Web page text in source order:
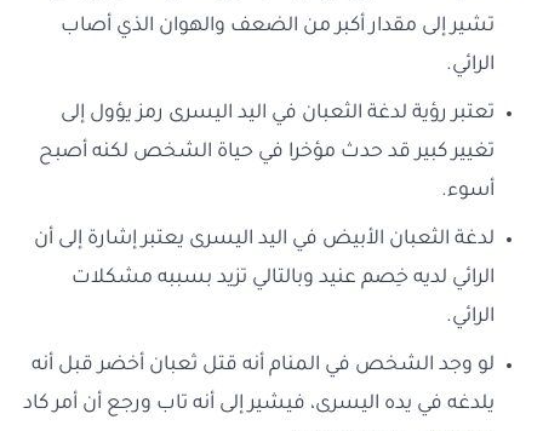
تشير إلى مقدار أكبر من الضعف والهوان الذي أصاب
الرائي.
تعتبر رؤية لدغة الثعبان في اليد اليسرى رمز يؤول إلى
تغيير كبير قد حدث مؤخرا في حياة الشخص لكنه أصبح
أسوء.
لدغة الثعبان الأبيض في اليد اليسرى يعتبر إشارة إلى أن
الرائي لديه خِصم عنيد وبالتالي تزيد بسببه مشكلات
الرائي.
لو وجد الشخص في المنام أنه قتل ثعبان أخضر قبل أنه
يلدغه في يده اليسرى، فيشير إلى أنه تاب ورجع أن أمر كاد